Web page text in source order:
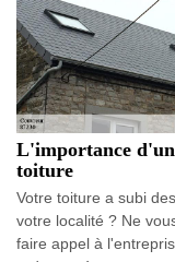
L'importance
toiture
Votre toiture a subi
votre localité ? Ne
faire appel à